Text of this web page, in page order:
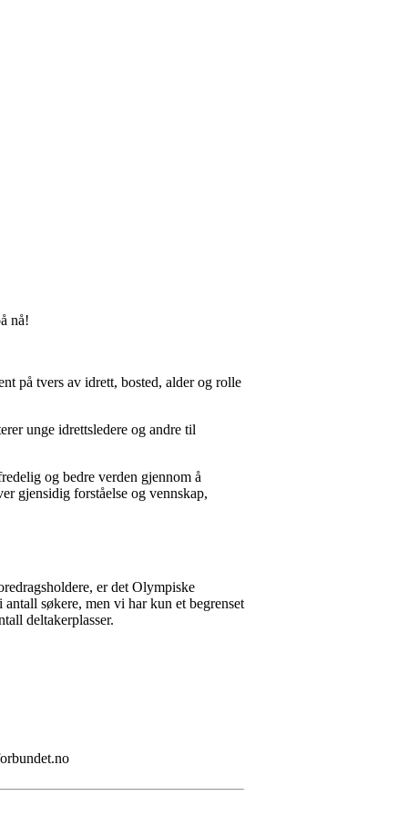
nå!
på tvers av idrett, bosted, alder og rolle
unge idrettsledere og andre til
og bedre verden gjennom å
gjensidig forståelse og vennskap,
er det Olympiske
søkere, men vi har kun et begrenset
deltakerplasser.